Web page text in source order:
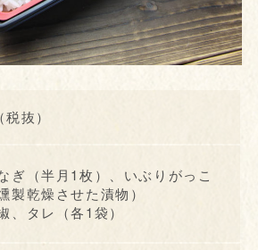
抜）
ぎ（半月1枚）、いぶりがっこ
製乾燥させた漬物）
、タレ（各1袋）